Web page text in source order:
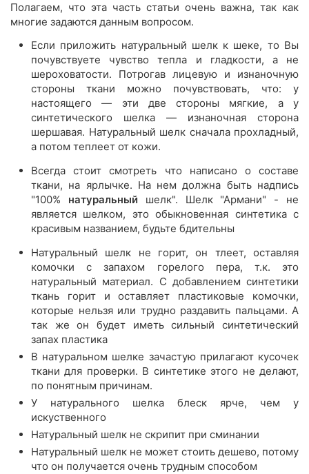
Полагаем, что эта часть статьи очень важна, так как
многие задаются данным вопросом.
Если приложить натуральный шелк к шеке, то Вы
почувствуете чувство тепла и гладкости, а не
шероховатости. Потрогав лицевую и изнаночную
стороны ткани можно почувствовать, что: у
настоящего — эти две стороны мягкие, а у
синтетического шелка — изнаночная сторона
шершавая. Натуральный шелк сначала прохладный,
а потом теплеет от кожи.
Всегда стоит смотреть что написано о составе
ткани, на ярлычке. На нем должна быть надпись
"100% натуральный шелк". Шелк "Армани" - не
является шелком, это обыкновенная синтетика с
красивым названием, будьте бдительны
Натуральный шелк не горит, он тлеет, оставляя
комочки с запахом горелого пера, т.к. это
натуральный материал. С добавлением синтетики
ткань горит и оставляет пластиковые комочки,
которые нельзя или трудно раздавить пальцами. А
так же он будет иметь сильный синтетический
запах пластика
В натуральном шелке зачастую прилагают кусочек
ткани для проверки. В синтетике этого не делают,
по понятным причинам.
У натурального шелка блеск ярче, чем у
искуственного
Натуральный шелк не скрипит при сминании
Натуральный шелк не может стоить дешево, потому
что он получается очень трудным способом